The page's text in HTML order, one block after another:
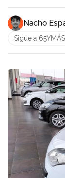
Nacho
Sigue a